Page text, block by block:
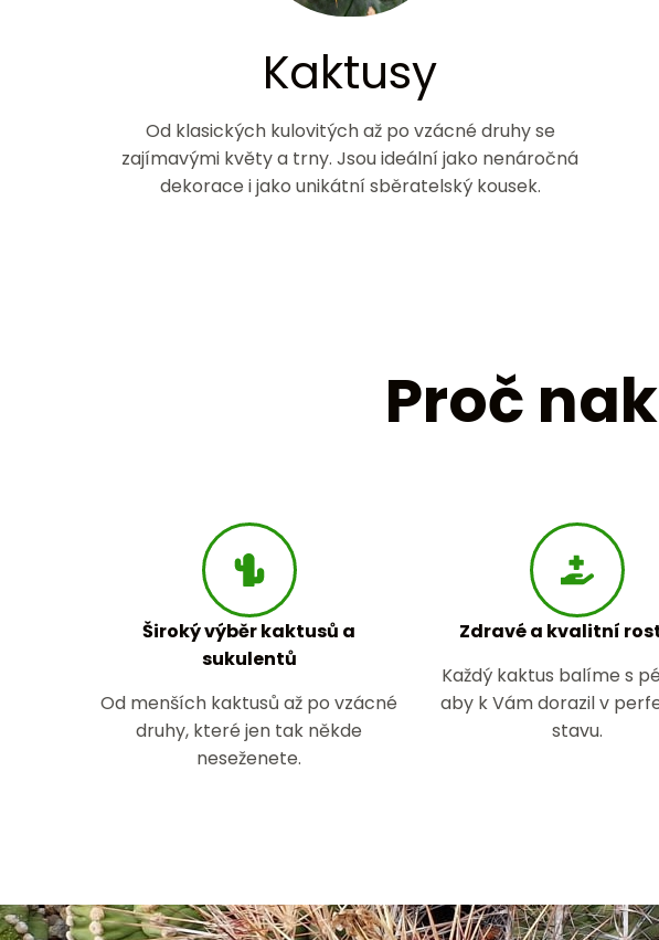
Kaktusy
Od klasických kulovitých až po vzácné druhy se
zajímavými květy a trny. Jsou ideální jako nenáročná
dekorace i jako unikátní sběratelský kousek.
Proč
Široký výběr kaktusů a
sukulentů
Od menších kaktusů až po vzácné
druhy, které jen tak někde
neseženete.
Zdravé a kvalitní
Každý kaktus balíme s
aby k Vám dorazil v
stavu.